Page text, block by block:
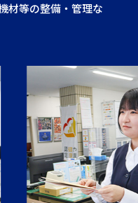
材等の整備・管理な